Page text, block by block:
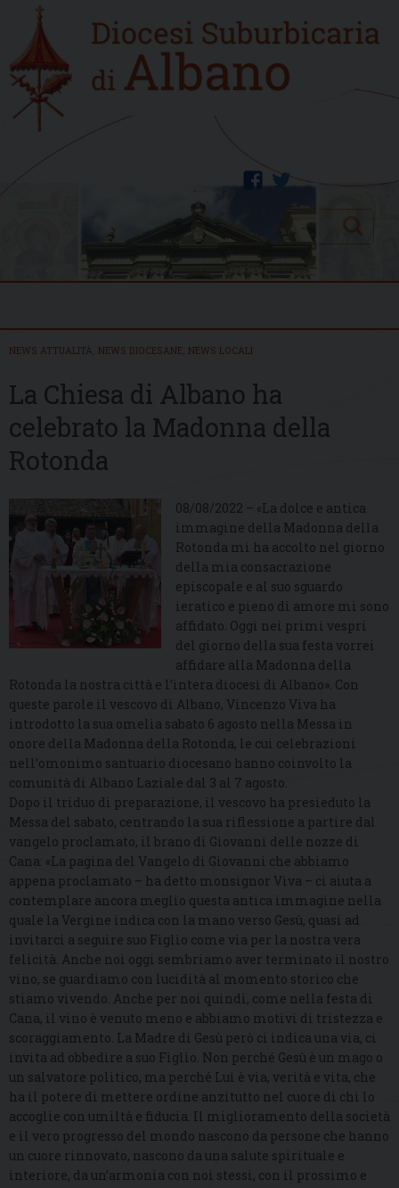
content
Home
new
twitter
facebook
Search
NEWS ATTUALITÀ NEWS DIOCESANE NEWS LOCALI
La Chiesa di Albano ha
celebrato la Madonna della
Rotonda
08/08/2022 – «La dolce e antica
immagine della Madonna della
Rotonda mi ha accolto nel giorno
della mia consacrazione
episcopale e al suo sguardo
ieratico e pieno di amore mi sono
affidato. Oggi nei primi vespri
del giorno della sua festa vorrei
affidare alla Madonna della
Rotonda la nostra città e l’intera diocesi di Albano». Con
queste parole il vescovo di Albano, Vincenzo Viva ha
introdotto la sua omelia sabato 6 agosto nella Messa in
onore della Madonna della Rotonda, le cui celebrazioni
nell’omonimo santuario diocesano hanno coinvolto la
comunità di Albano Laziale dal 3 al 7 agosto.
Dopo il triduo di preparazione, il vescovo ha presieduto la
Messa del sabato, centrando la sua riflessione a partire dal
vangelo proclamato, il brano di Giovanni delle nozze di
Cana: «La pagina del Vangelo di Giovanni che abbiamo
appena proclamato – ha detto monsignor Viva – ci aiuta a
contemplare ancora meglio questa antica immagine nella
quale la Vergine indica con la mano verso Gesù, quasi ad
invitarci a seguire suo Figlio come via per la nostra vera
felicità. Anche noi oggi sembriamo aver terminato il nostro
vino, se guardiamo con lucidità al momento storico che
stiamo vivendo. Anche per noi quindi, come nella festa di
Cana, il vino è venuto meno e abbiamo motivi di tristezza e
scoraggiamento. La Madre di Gesù però ci indica una via, ci
invita ad obbedire a suo Figlio. Non perché Gesù è un mago o
un salvatore politico, ma perché Lui è via, verità e vita, che
ha il potere di mettere ordine anzitutto nel cuore di chi lo
accoglie con umiltà e fiducia. Il miglioramento della società
e il vero progresso del mondo nascono da persone che hanno
un cuore rinnovato, nascono da una salute spirituale e
interiore, da un’armonia con noi stessi, con il prossimo e